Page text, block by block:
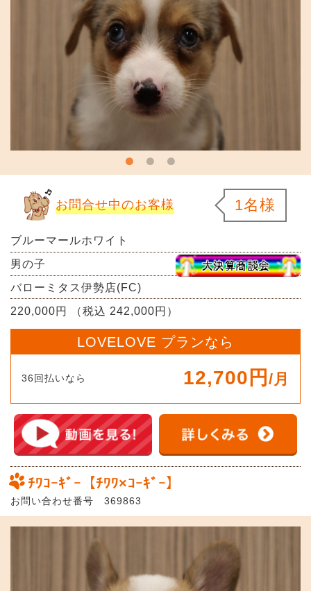
お問合せ中のお客様 1名様
ブルーマールホワイト
男の子
バローミタス伊勢店(FC)
220,000円 （税込 242,000円）
LOVELOVE プランなら
36回払いなら 12,700円 /月
ﾁﾜｺｰｷﾞｰ【ﾁﾜﾜ×ｺｰｷﾞｰ】
お問い合わせ番号 369863